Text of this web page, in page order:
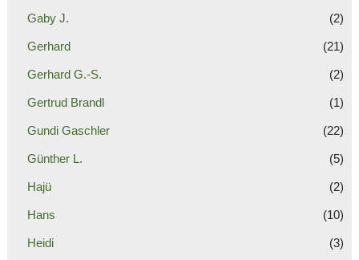
Gaby J. (2)
Gerhard (21)
Gerhard G.-S. (2)
Gertrud Brandl (1)
Gundi Gaschler (22)
Günther L. (5)
Hajü (2)
Hans (10)
Heidi (3)